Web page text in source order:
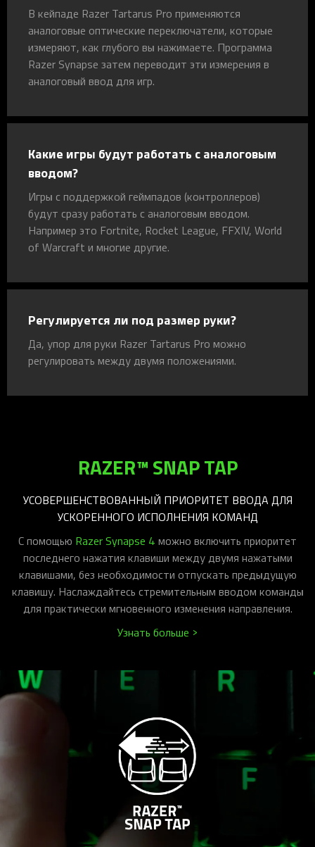
В кейпаде Razer Tartarus Pro применяются
аналоговые оптические переключатели, которые
измеряют, как глубого вы нажимаете. Программа
Razer Synapse затем переводит эти измерения в
аналоговый ввод для игр.
Какие игры будут работать с аналоговым
вводом?
Игры с поддержкой геймпадов (контроллеров)
будут сразу работать с аналоговым вводом.
Например это Fortnite, Rocket League, FFXIV, World
of Warcraft и многие другие.
Регулируется ли под размер руки?
Да, упор для руки Razer Tartarus Pro можно
регулировать между двумя положениями.
RAZER™ SNAP TAP
УСОВЕРШЕНСТВОВАННЫЙ ПРИОРИТЕТ ВВОДА ДЛЯ
УСКОРЕННОГО ИСПОЛНЕНИЯ КОМАНД
С помощью Razer Synapse 4 можно включить приоритет
последнего нажатия клавиши между двумя нажатыми
клавишами, без необходимости отпускать предыдущую
клавишу. Наслаждайтесь стремительным вводом команды
для практически мгновенного изменения направления.
Узнать больше >